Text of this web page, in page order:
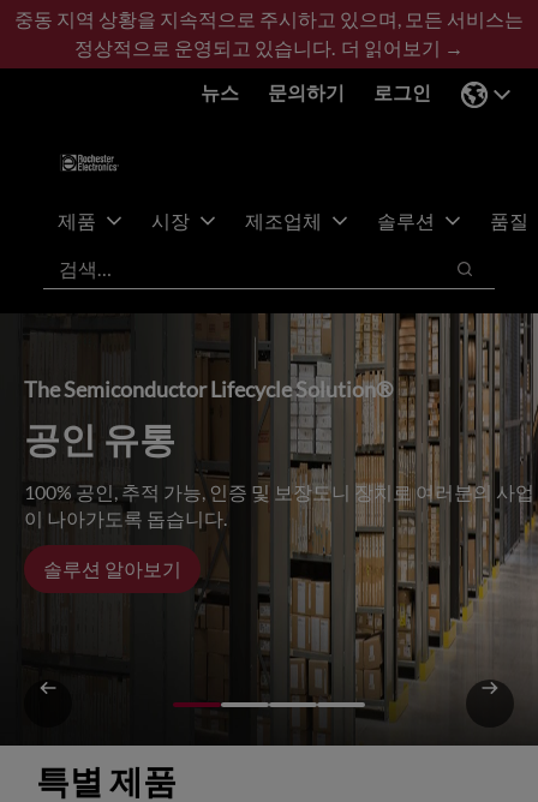
기
콘
바
글
중동 지역 상황을 지속적으로 주시하고 있으며, 모든 서비스는
정상적으로 운영되고 있습니다. 더 읽어보기 →
뉴스
문의하기 로그인
제품 시장 제조업체 솔루션
품질
검색
검색
The Semiconductor Lifecycle Solution®
공인 유통
100% 공인, 추적 가능, 인증 및 보장도니 장치로 여러분의 사업
이 나아가도록 돕습니다.
솔루션 알아보기
특별 제품